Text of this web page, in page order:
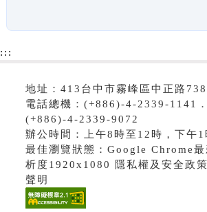
:::
地址：413台中市霧峰區中正路
電話總機：(+886)-4-2339-1141．
(+886)-4-2339-9072
辦公時間：上午8時至12時，下午1
最佳瀏覽狀態：Google Chrome
析度1920x1080 隱私權及安全政
聲明